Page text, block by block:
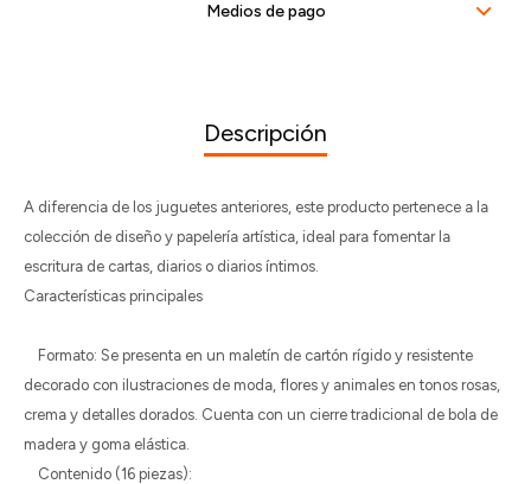
Medios de pago
Descripción
A diferencia de los juguetes anteriores, este producto pertenece a la
colección de diseño y papelería artística, ideal para fomentar la
escritura de cartas, diarios o diarios íntimos.
Características principales
Formato: Se presenta en un maletín de cartón rígido y resistente
decorado con ilustraciones de moda, flores y animales en tonos rosas,
crema y detalles dorados. Cuenta con un cierre tradicional de bola de
madera y goma elástica.
Contenido (16 piezas):